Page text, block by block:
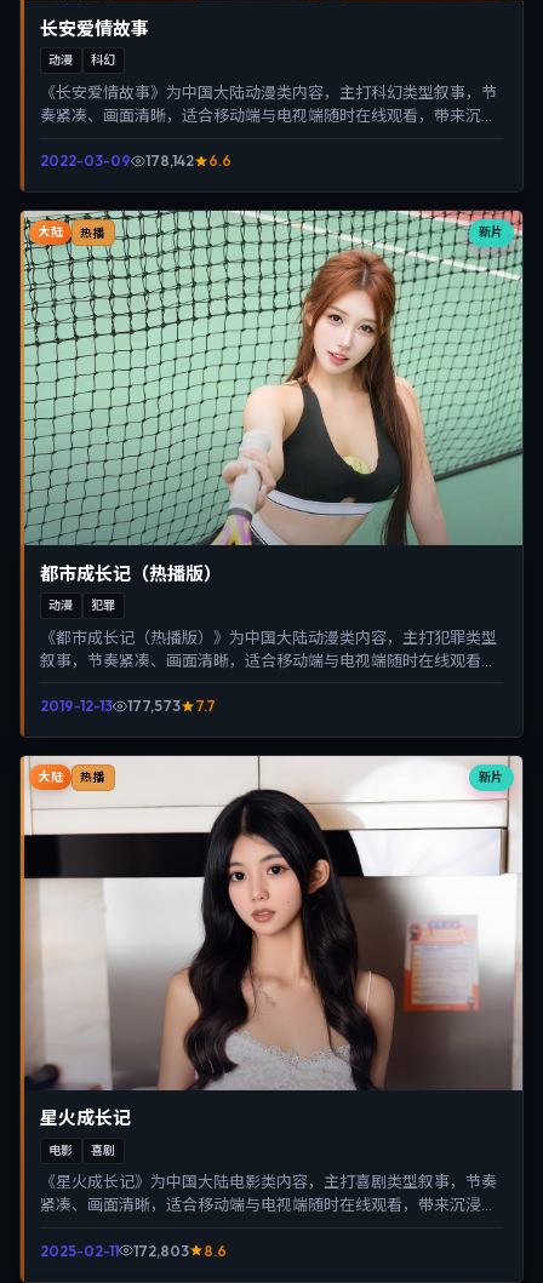
长安爱情故事
动漫 科幻
《长安爱情故事》为中国大陆动漫类内容，主打科幻类型叙事，节
奏紧凑、画面清晰，适合移动端与电视端随时在线观看，带来沉浸
2022-03-09 178,142 6.6
新片
大陆 热播
都市成长记（热播版）
动漫 犯罪
《都市成长记（热播版）》为中国大陆动漫类内容，主打犯罪类型
叙事，节奏紧凑、画面清晰，适合移动端与电视端随时在线观看，
2019-12-13 177,573 7.7
新片
大陆 热播
星火成长记
电影 喜剧
《星火成长记》为中国大陆电影类内容，主打喜剧类型叙事，节奏
紧凑、画面清晰，适合移动端与电视端随时在线观看，带来沉浸式
2025-02-11 172,803 8.6